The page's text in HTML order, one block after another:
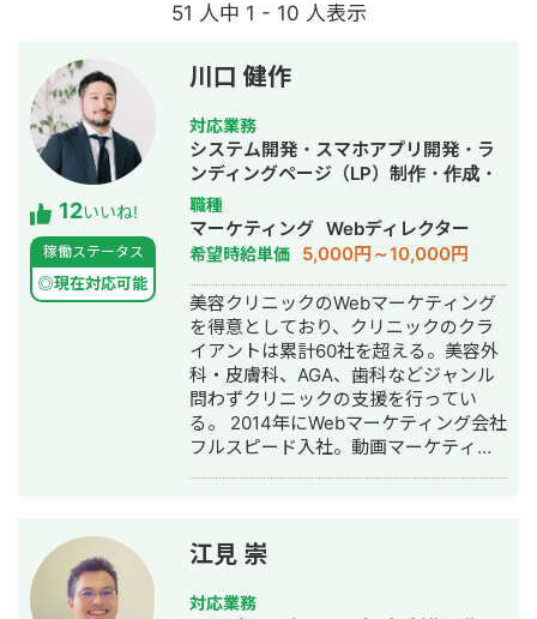
51 人中 1 - 10 人表示
12いいね!
稼働ステータス
◎現在対応可能
川口 健作
対応業務
システム開発・スマホアプリ開発・ラ
ンディングページ（LP）制作・作成・
Youtubeチャンネル運営代行・立ち上
げ・ECサイト構築・ネットショップ作
成代行・SEO対策・新規事業立上・
SNS運用代行・記事作成代行・ライテ
ィング・ホームページ制作・作成・バ
ナー制作・デザイン・ロゴデザイン・
作成・リスティング広告運用代行・オ
ウンドメディア制作・構築・運用代
行・動画制作・動画編集・営業代行
職種
マーケティング Webディレクター
希望時給単価 5,000円～10,000円
美容クリニックのWebマーケティング
を得意としており、クリニックのクラ
イアントは累計60社を超える。美容外
科・皮膚科、AGA、歯科などジャンル
問わずクリニックの支援を行ってい
る。 2014年にWebマーケティング会社
フルスピード入社。動画マーケティン
独立。 独立後はフリーランスとなり、
フロントエンドエンジニア兼総合Web
マーケターとして活動。現在はWebコ
江見 崇
対応業務